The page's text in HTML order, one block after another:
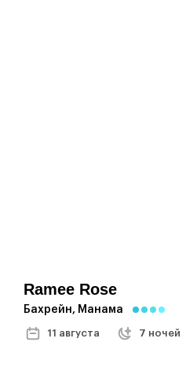
Ramee Rose
Бахрейн, Манама
11 августа 7 ночей